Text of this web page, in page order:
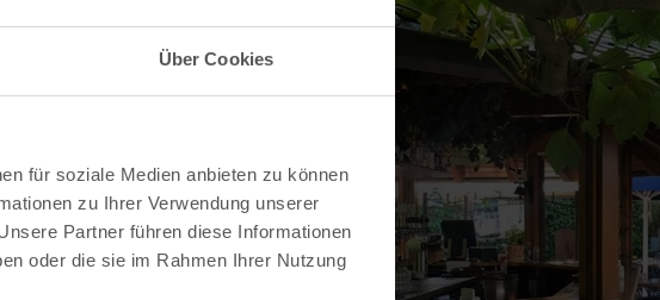
Über Cookies
für soziale Medien anbieten zu können
zu Ihrer Verwendung unserer
Partner führen diese Informationen
oder die sie im Rahmen Ihrer Nutzung